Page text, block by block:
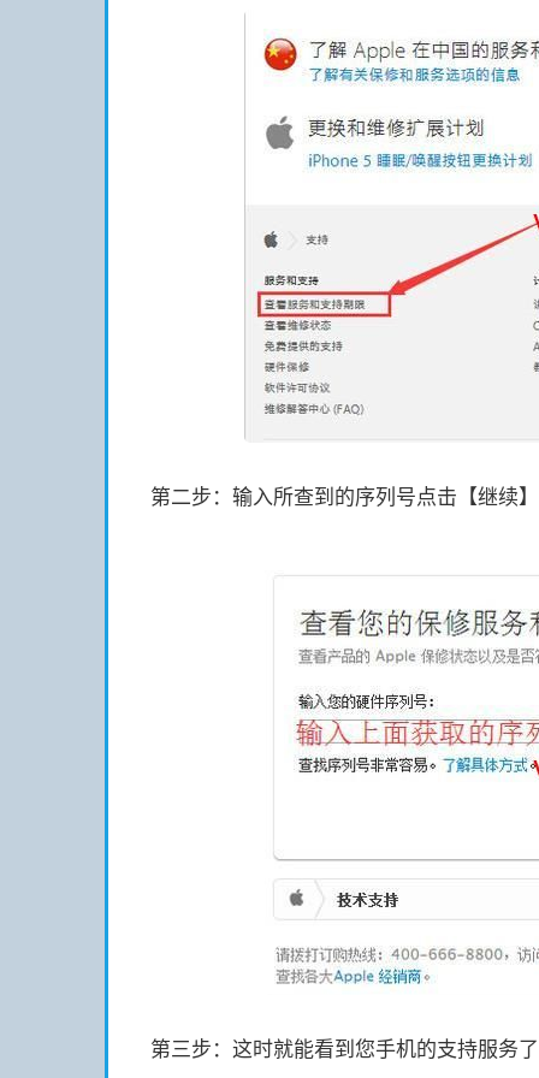
第二步：输入所查到的序列号点击【继续
第三步：这时就能看到您手机的支持服务